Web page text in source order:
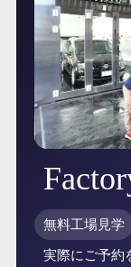
無料工場見学
実際にご予約